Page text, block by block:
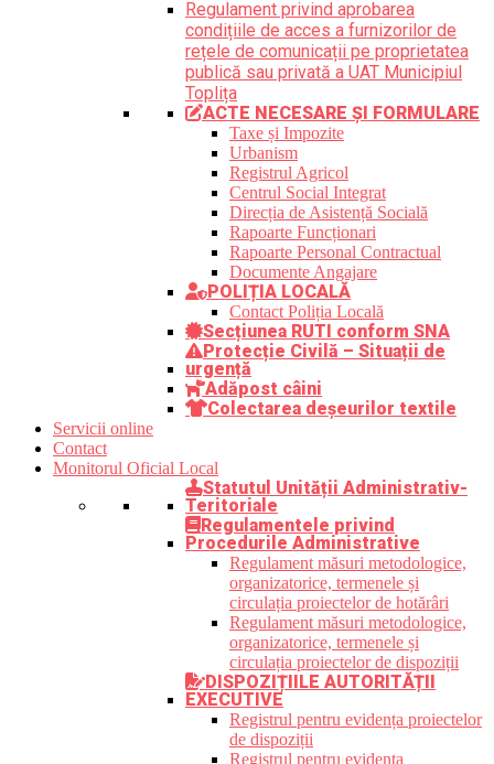
Regulament privind aprobarea
condițiile de acces a furnizorilor de
rețele de comunicații pe proprietatea
publică sau privată a UAT Municipiul
Toplița
ACTE NECESARE ȘI FORMULARE
Taxe și Impozite
Urbanism
Registrul Agricol
Centrul Social Integrat
Direcția de Asistență Socială
Rapoarte Funcționari
Rapoarte Personal Contractual
Documente Angajare
POLIȚIA LOCALĂ
Contact Poliția Locală
Secțiunea RUTI conform SNA
Protecție Civilă – Situații de
urgență
Adăpost câini
Colectarea deșeurilor textile
Servicii online
Contact
Monitorul Oficial Local
Statutul Unității Administrativ-
Teritoriale
Regulamentele privind
Procedurile Administrative
Regulament măsuri metodologice,
organizatorice, termenele și
circulația proiectelor de hotărâri
Regulament măsuri metodologice,
organizatorice, termenele și
circulația proiectelor de dispoziții
DISPOZIȚIILE AUTORITĂȚII
EXECUTIVE
Registrul pentru evidența proiectelor
de dispoziții
Registrul pentru evidența